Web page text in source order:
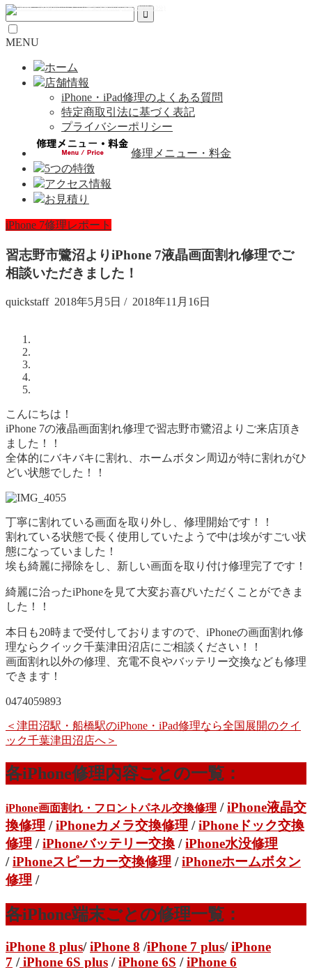
MENU
ホーム
店舗情報
iPhone・iPad修理のよくある質問
特定商取引法に基づく表記
プライバシーポリシー
修理メニュー・料金
5つの特徴
アクセス情報
お見積り
iPhone 7修理レポート
習志野市鷺沼よりiPhone 7液晶画面割れ修理でご
相談いただきました！
quickstaff 2018年5月5日 / 2018年11月16日
こんにちは！
iPhone 7の液晶画面割れ修理で習志野市鷺沼よりご来店頂き
ました！！
全体的にバキバキに割れ、ホームボタン周辺が特に割れがひ
どい状態でした！！
丁寧に割れている画面を取り外し、修理開始です！！
割れている状態で長く使用していたようで中は埃がすごい状
態になっていました！
埃も綺麗に掃除をし、新しい画面を取り付け修理完了です！
綺麗に治ったiPhoneを見て大変お喜びいただくことができま
した！！
本日も20時まで受付しておりますので、iPhoneの画面割れ修
理ならクイック千葉津田沼店にご相談ください！！
画面割れ以外の修理、充電不良やバッテリー交換なども修理
できます！
0474059893
＜津田沼駅・船橋駅のiPhone・iPad修理なら全国展開のクイ
ック千葉津田沼店へ＞
各iPhone修理内容ごとの一覧：
iPhone画面割れ・フロントパネル交換修理 /iPhone液晶交
換修理 /iPhoneカメラ交換修理 /iPhoneドック交換
修理 /iPhoneバッテリー交換 /iPhone水没修理
/iPhoneスピーカー交換修理 /iPhoneホームボタン
修理 /
各iPhone端末ごとの修理一覧：
iPhone 8 plus/iPhone 8 /iPhone 7 plus/iPhone
7 /iPhone 6S plus /iPhone 6S /iPhone 6